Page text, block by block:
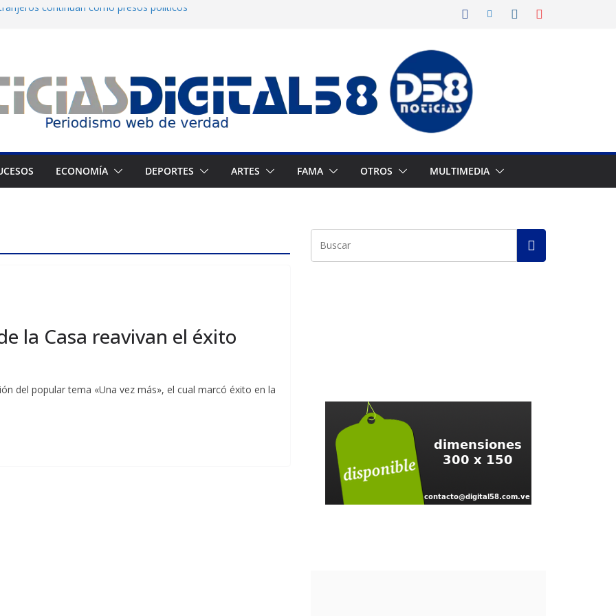
continúan como presos políticos
exige justicia por muerte del preso político
culmina muestra histórica y prepara
ECONOMÍA DEPORTES ARTES FAMA OTROS MULTIMEDIA
la Casa reavivan el éxito
del popular tema «Una vez más», el cual marcó éxito en la